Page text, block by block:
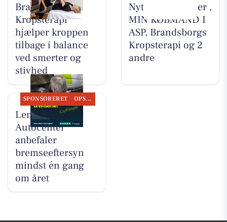
Brandsborgs
Kropsterapi
hjælper kroppen
tilbage i balance
ved smerter og
stivhed
Nyt fra HV Cykler ,
MIN KØBMAND I
ASP, Brandsborgs
Kropsterapi og 2
andre
SPONSORERET OPSLAGSTAVLEN
Lemvig
Autocenter
anbefaler
bremseeftersyn
mindst én gang
om året